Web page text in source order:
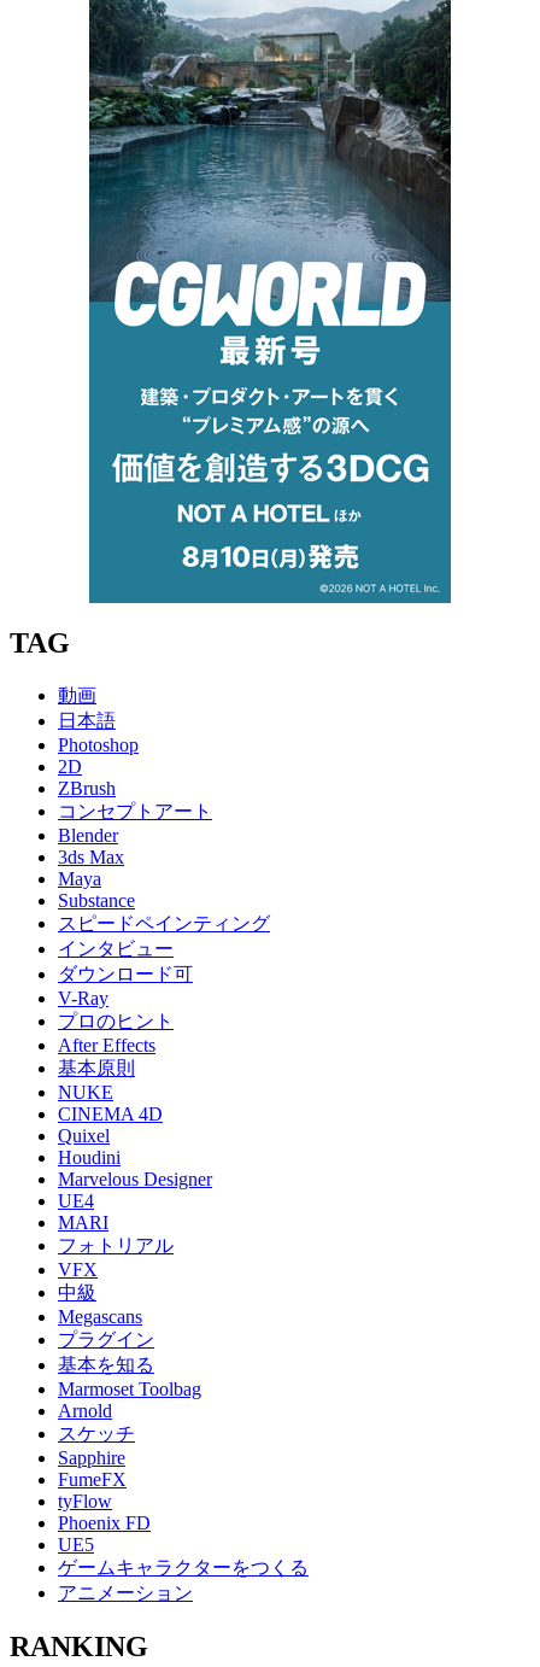
TAG
動画
日本語
Photoshop
2D
ZBrush
コンセプトアート
Blender
3ds Max
Maya
Substance
スピードペインティング
インタビュー
ダウンロード可
V-Ray
プロのヒント
After Effects
基本原則
NUKE
CINEMA 4D
Quixel
Houdini
Marvelous Designer
UE4
MARI
フォトリアル
VFX
中級
Megascans
プラグイン
基本を知る
Marmoset Toolbag
Arnold
スケッチ
Sapphire
FumeFX
tyFlow
Phoenix FD
UE5
ゲームキャラクターをつくる
アニメーション
RANKING